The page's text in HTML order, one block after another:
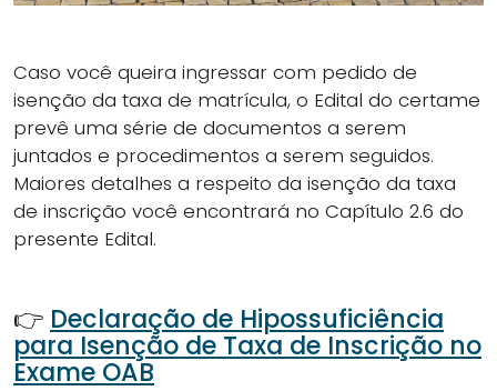
Caso você queira ingressar com pedido de
isenção da taxa de matrícula, o Edital do certame
prevê uma série de documentos a serem
juntados e procedimentos a serem seguidos.
Maiores detalhes a respeito da isenção da taxa
de inscrição você encontrará no Capítulo 2.6 do
presente Edital.
👉 Declaração de Hipossuficiência
para Isenção de Taxa de Inscrição no
Exame OAB